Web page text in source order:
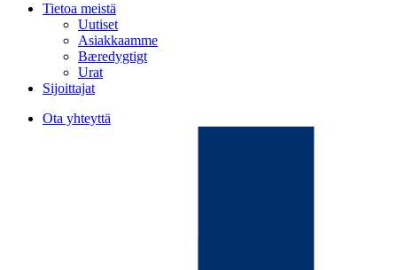
Tietoa meistä
Uutiset
Asiakkaamme
Bæredygtigt
Urat
Sijoittajat
Ota yhteyttä